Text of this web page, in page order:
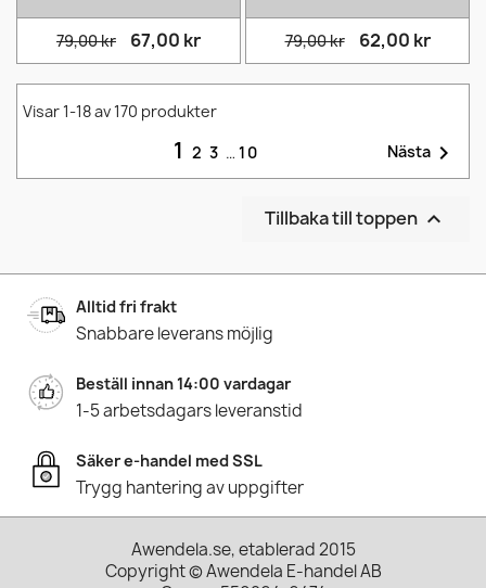
79,00 kr 67,00 kr 79,00 kr 62,00 kr
Visar 1-18 av 170 produkter
1 2 3 … 10 Nästa 
Tillbaka till toppen 
Alltid fri frakt
Snabbare leverans möjlig
Beställ innan 14:00 vardagar
1-5 arbetsdagars leveranstid
Säker e-handel med SSL
Trygg hantering av uppgifter
Awendela.se, etablerad 2015
Copyright © Awendela E-handel AB